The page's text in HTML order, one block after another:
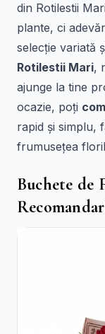
din Rotilestii
plante, ci
selecție variată
Rotilestii Mari,
ajunge la tine
ocazie, poți
rapid și simplu,
frumusețea
Buchete